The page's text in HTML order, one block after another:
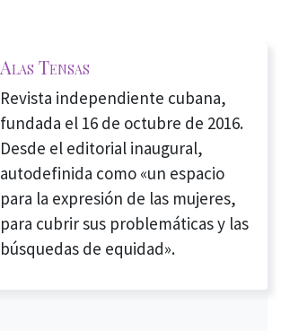
Alas Tensas
Revista independiente cubana,
fundada el 16 de octubre de 2016.
Desde el editorial inaugural,
autodefinida como «un espacio
para la expresión de las mujeres,
para cubrir sus problemáticas y las
búsquedas de equidad».